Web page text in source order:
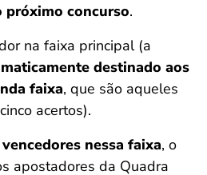
próximo concurso.
na faixa principal (a
destinado aos
faixa, que são aqueles
acertos).
nessa faixa, o
apostadores da Quadra